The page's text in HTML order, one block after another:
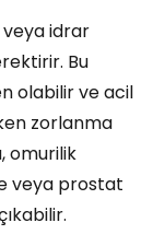
idrar
Bu
olabilir ve acil
zorlanma
omurilik
veya prostat